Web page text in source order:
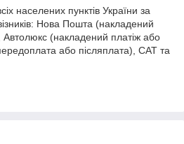
населених пунктів України за
Нова Пошта (накладений
(накладений платіж або
або післяплата), САТ та